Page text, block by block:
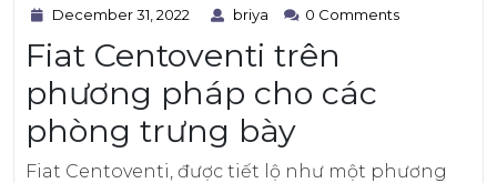
Category
December 31, 2022
December
2022
briya briya0 Comments
Fiat Centoventi trên
phương pháp cho các
phòng trưng bày
Fiat Centoventi, được tiết lộ như một phương